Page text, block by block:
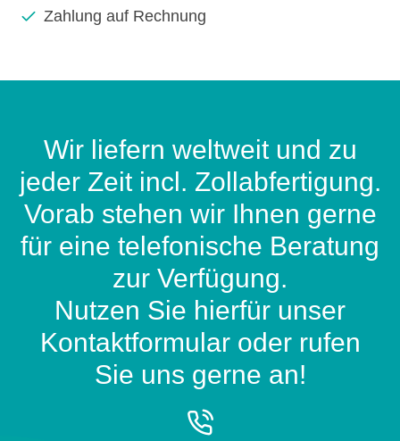
Zahlung auf Rechnung
Wir liefern weltweit und zu
jeder Zeit incl. Zollabfertigung.
Vorab stehen wir Ihnen gerne
für eine telefonische Beratung
zur Verfügung.
Nutzen Sie hierfür unser
Kontaktformular oder rufen
Sie uns gerne an!